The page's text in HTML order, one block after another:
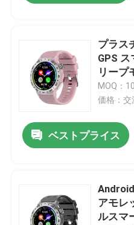
プラス
GPS
リープ
MOQ：
価格：交
ベストプライス
アモレ
ルスマ